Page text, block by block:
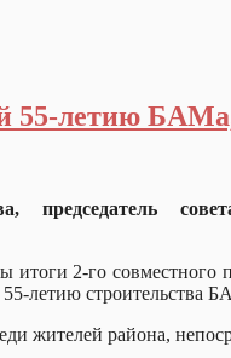
55-летию
председатель
итоги 2-го
жителей района,